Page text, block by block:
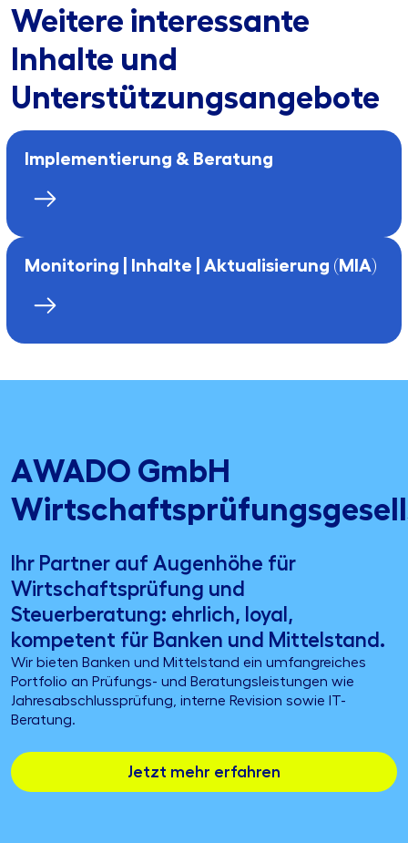
Weitere interessante
Inhalte und
Unterstützungsangebote
Implementierung & Beratung
Monitoring | Inhalte | Aktualisierung (MIA)
AWADO GmbH
Ihr Partner auf Augenhöhe für
Wirtschaftsprüfung und
Steuerberatung: ehrlich, loyal,
kompetent für Banken und Mittelstand.
Wir bieten Banken und Mittelstand ein umfangreiches
Portfolio an Prüfungs- und Beratungsleistungen wie
Jahresabschlussprüfung, interne Revision sowie IT-
Beratung.
Jetzt mehr erfahren